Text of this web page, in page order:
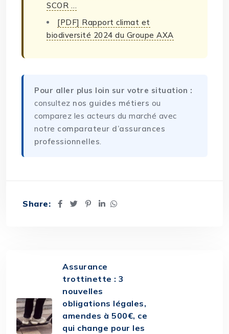
SCOR …
[PDF] Rapport climat et
biodiversité 2024 du Groupe AXA
Pour aller plus loin sur votre situation :
consultez nos guides métiers ou
comparez les acteurs du marché avec
notre comparateur d’assurances
professionnelles.
Share:
Assurance
trottinette : 3
nouvelles
obligations légales,
amendes à 500€, ce
qui change pour les